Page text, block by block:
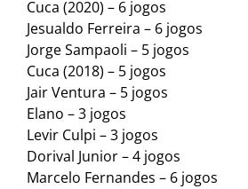
Cuca (2020) – 6 jogos
Jesualdo Ferreira – 6 jogos
Jorge Sampaoli – 5 jogos
Cuca (2018) – 5 jogos
Jair Ventura – 5 jogos
Elano – 3 jogos
Levir Culpi – 3 jogos
Dorival Junior – 4 jogos
Marcelo Fernandes – 6 jogos